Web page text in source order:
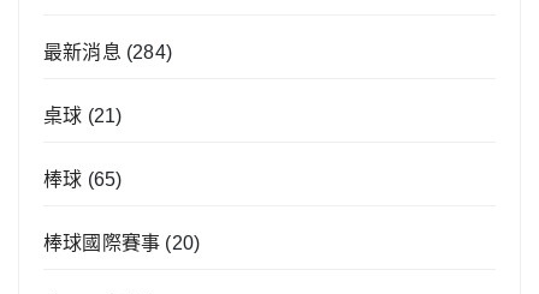
最新消息 (284)
桌球 (21)
棒球 (65)
棒球國際賽事 (20)